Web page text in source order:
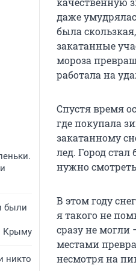
были
Крыму
никто
даже
была
закатанные
мороза
работала на
Спустя время
где покупала
закатанному
лед. Город
нужно
В этом году
я такого не
сразу не могли
местами
несмотря на